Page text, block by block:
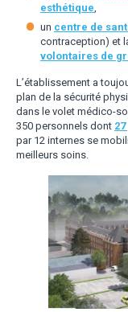
esthétique,
un centre de
contraception) et
volontaires de
L’établissement a
plan de la sécurité
dans le volet médico-
350 personnels dont
par 12 internes se
meilleurs soins.